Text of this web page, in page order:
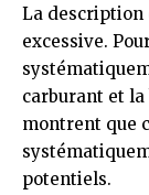
La description
excessive.
carburant et la
montrent que
potentiels.